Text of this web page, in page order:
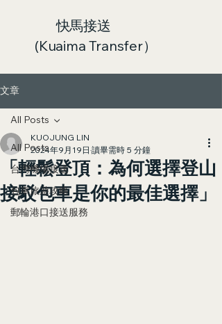
快馬接送
(Kuaima Transfer）
文章
All Posts
台灣機場接送
包車旅遊攻略
郵輪港口接送服務
All Posts
「輕鬆登頂：為何選擇登山
接駁包車是你的最佳選擇」
KUOJUNG LIN
2024年9月19日 讀畢需時 5 分鐘